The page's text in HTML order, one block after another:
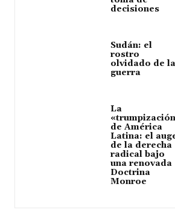
decisiones
Sudán: el
rostro
olvidado de la
guerra
La
de América
Latina: el
de la derecha
radical bajo
una renovada
Doctrina
Monroe